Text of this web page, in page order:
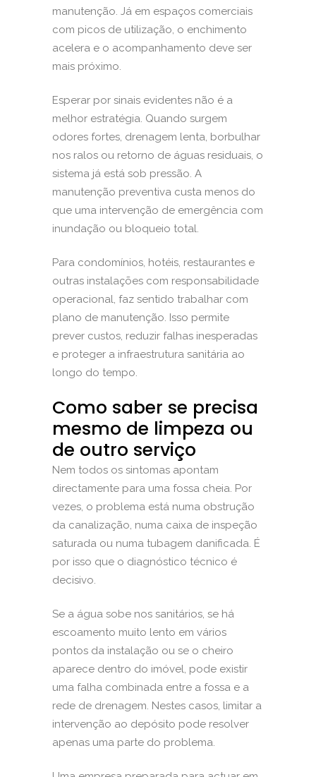
manutenção. Já em espaços comerciais
com picos de utilização, o enchimento
acelera e o acompanhamento deve ser
mais próximo.
Esperar por sinais evidentes não é a
melhor estratégia. Quando surgem
odores fortes, drenagem lenta, borbulhar
nos ralos ou retorno de águas residuais, o
sistema já está sob pressão. A
manutenção preventiva custa menos do
que uma intervenção de emergência com
inundação ou bloqueio total.
Para condomínios, hotéis, restaurantes e
outras instalações com responsabilidade
operacional, faz sentido trabalhar com
plano de manutenção. Isso permite
prever custos, reduzir falhas inesperadas
e proteger a infraestrutura sanitária ao
longo do tempo.
Como saber se precisa
mesmo de limpeza ou
de outro serviço
Nem todos os sintomas apontam
directamente para uma fossa cheia. Por
vezes, o problema está numa obstrução
da canalização, numa caixa de inspeção
saturada ou numa tubagem danificada. É
por isso que o diagnóstico técnico é
decisivo.
Se a água sobe nos sanitários, se há
escoamento muito lento em vários
pontos da instalação ou se o cheiro
aparece dentro do imóvel, pode existir
uma falha combinada entre a fossa e a
rede de drenagem. Nestes casos, limitar a
intervenção ao depósito pode resolver
apenas uma parte do problema.